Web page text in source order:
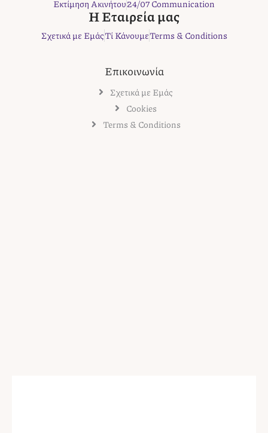
m t
Εκτίμηση Ακινήτου24/07 Communication
Η Εταιρεία μας
Σχετικά με ΕμάςΤί ΚάνουμεTerms & Conditions
Επικοινωνία
Σχετικά με Εμάς
Cookies
Terms & Conditions